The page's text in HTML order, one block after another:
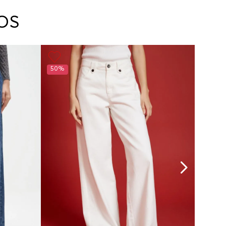
la recogida del producto en la dirección
50%